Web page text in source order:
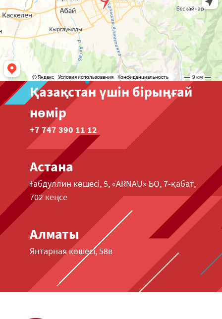
Қазақстан үшін бірыңғай
нөмір
+7 747 390 11 12
Астана
Ғабдуллин көшесі, 5, «ARNAU» БО, 7-қабат,
702 кеңсе
Алматы
Янтарная көшесі, 58в